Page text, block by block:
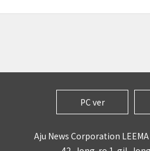
PC ver
Aju News Corporation